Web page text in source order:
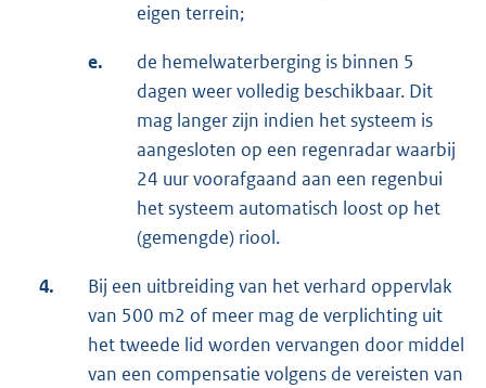
eigen terrein;
e.
de hemelwaterberging is binnen 5
dagen weer volledig beschikbaar. Dit
mag langer zijn indien het systeem is
aangesloten op een regenradar waarbij
24 uur voorafgaand aan een regenbui
het systeem automatisch loost op het
(gemengde) riool.
4.
Bij een uitbreiding van het verhard oppervlak
van 500 m2 of meer mag de verplichting uit
het tweede lid worden vervangen door middel
van een compensatie volgens de vereisten van